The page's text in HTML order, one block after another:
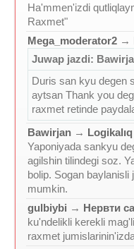
Ha'mmen'izdi
Raxmet"
Mega_moderator2 →
Juwap jazdi:
Duris san kyu degen
aytsan Thank you
raxmet retinde
Bawirjan →
Yaponiyada sankyu
agilshin tilindegi soz.
bolip. Sogan
mumkin.
gulbiybi → Нервти
ku'ndelikli kerekli
raxmet